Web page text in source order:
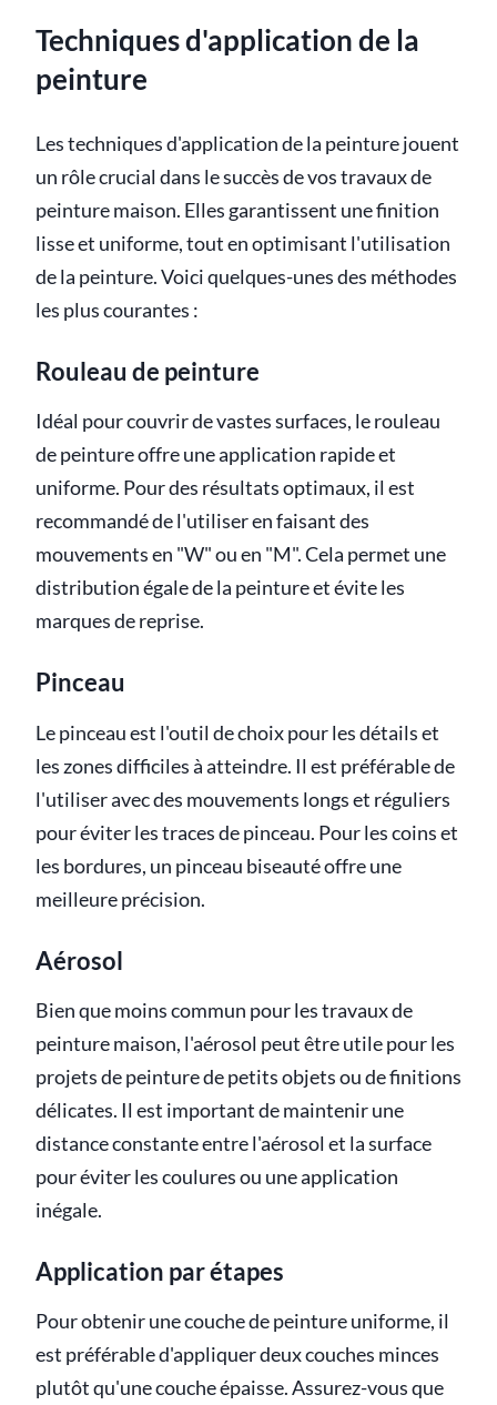
Techniques d'application de la
peinture
Les techniques d'application de la peinture jouent
un rôle crucial dans le succès de vos travaux de
peinture maison. Elles garantissent une finition
lisse et uniforme, tout en optimisant l'utilisation
de la peinture. Voici quelques-unes des méthodes
les plus courantes :
Rouleau de peinture
Idéal pour couvrir de vastes surfaces, le rouleau
de peinture offre une application rapide et
uniforme. Pour des résultats optimaux, il est
recommandé de l'utiliser en faisant des
mouvements en "W" ou en "M". Cela permet une
distribution égale de la peinture et évite les
marques de reprise.
Pinceau
Le pinceau est l'outil de choix pour les détails et
les zones difficiles à atteindre. Il est préférable de
l'utiliser avec des mouvements longs et réguliers
pour éviter les traces de pinceau. Pour les coins et
les bordures, un pinceau biseauté offre une
meilleure précision.
Aérosol
Bien que moins commun pour les travaux de
peinture maison, l'aérosol peut être utile pour les
projets de peinture de petits objets ou de finitions
délicates. Il est important de maintenir une
distance constante entre l'aérosol et la surface
pour éviter les coulures ou une application
inégale.
Application par étapes
Pour obtenir une couche de peinture uniforme, il
est préférable d'appliquer deux couches minces
plutôt qu'une couche épaisse. Assurez-vous que